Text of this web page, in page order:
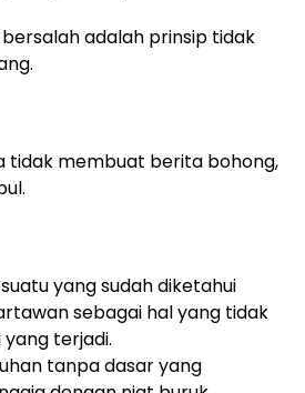
adalah prinsip tidak
tidak membuat berita bohong,
yang sudah diketahui
sebagai hal yang tidak
terjadi.
tanpa dasar yang